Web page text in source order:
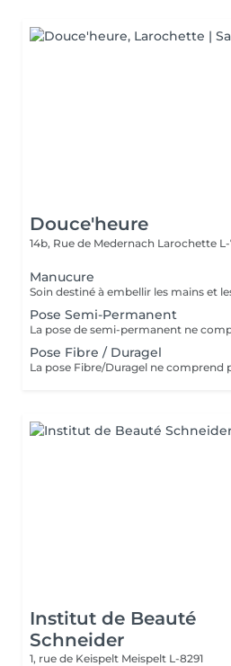
Douce'heure
14b, Rue de Medernach Larochette L-
Manucure
Soin destiné à embellir les mains et
Pose Semi-Permanent
Pose Fibre / Duragel
Institut de Beauté
Schneider
1, rue de Keispelt Meispelt L-8291